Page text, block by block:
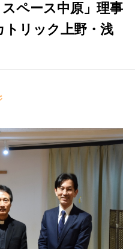
ペース中原」理事
トリック上野・浅